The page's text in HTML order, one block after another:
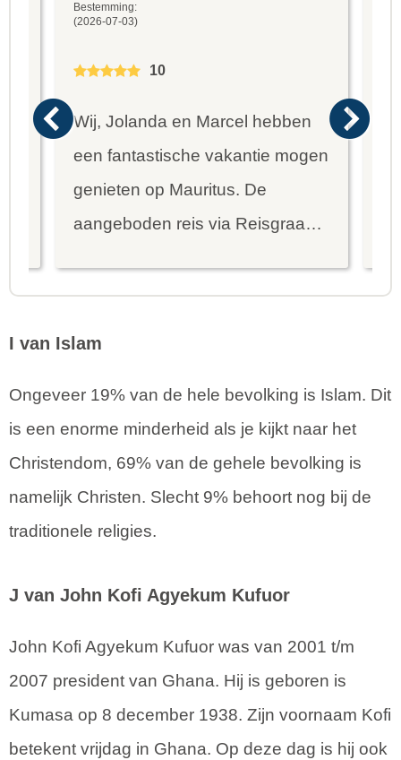
Bestemming:
(2026-07-03)
10
Wij, Jolanda en Marcel hebben
een fantastische vakantie mogen
genieten op Mauritus. De
aangeboden reis via Reisgraag
mooie dingen van het eiland te
I van Islam
Ongeveer 19% van de hele bevolking is Islam. Dit
is een enorme minderheid als je kijkt naar het
Christendom, 69% van de gehele bevolking is
namelijk Christen. Slecht 9% behoort nog bij de
traditionele religies.
J van John Kofi Agyekum Kufuor
John Kofi Agyekum Kufuor was van 2001 t/m
2007 president van Ghana. Hij is geboren is
Kumasa op 8 december 1938. Zijn voornaam Kofi
betekent vrijdag in Ghana. Op deze dag is hij ook